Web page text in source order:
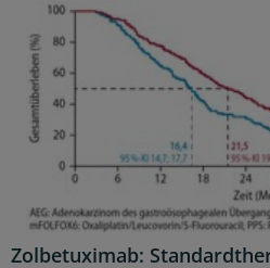
Zolbetuximab: